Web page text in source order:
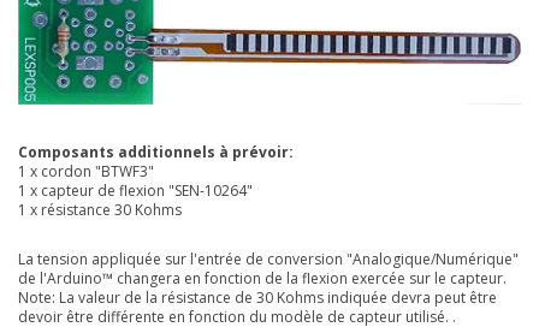
Composants additionnels à prévoir:
1 x cordon "BTWF3"
1 x capteur de flexion "SEN-10264"
1 x résistance 30 Kohms
La tension appliquée sur l'entrée de conversion "Analogique/Numérique"
de l'Arduino™ changera en fonction de la flexion exercée sur le capteur.
Note: La valeur de la résistance de 30 Kohms indiquée devra peut être
devoir être différente en fonction du modèle de capteur utilisé. .